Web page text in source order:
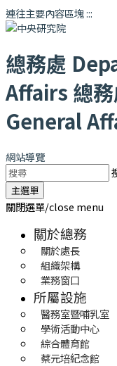
連往主要內容區塊:::
總務處
Affairs 總
General
網站導覽
主選單
關閉選單/close menu
關於總務
關於處長
組織架構
業務窗口
所屬設施
醫務室暨哺乳室
學術活動中心
綜合體育館
蔡元培紀念館